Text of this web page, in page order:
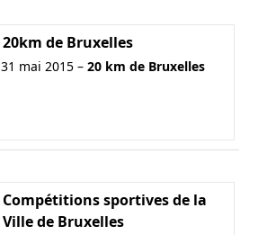
20km de Bruxelles
31 mai 2015 – 20 km de Bruxelles
Compétitions sportives de la
Ville de Bruxelles